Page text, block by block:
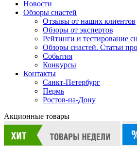
Новости
Обзоры снастей
Отзывы от наших клиентов
Обзоры от экспертов
Рейтинги и тестирование
Обзоры снастей. Статьи
События
Конкурсы
Контакты
Санкт-Петербург
Пермь
Ростов-на-Дону
Акционные товары